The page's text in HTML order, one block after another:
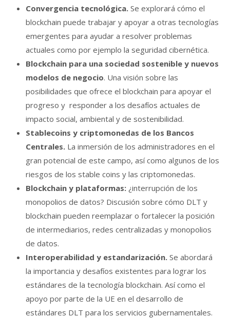
Convergencia tecnológica. Se explorará cómo el
blockchain puede trabajar y apoyar a otras tecnologías
emergentes para ayudar a resolver problemas
actuales como por ejemplo la seguridad cibernética.
Blockchain para una sociedad sostenible y nuevos
modelos de negocio. Una visión sobre las
posibilidades que ofrece el blockchain para apoyar el
progreso y responder a los desafíos actuales de
impacto social, ambiental y de sostenibilidad.
Stablecoins y criptomonedas de los Bancos
Centrales. La inmersión de los administradores en el
gran potencial de este campo, así como algunos de los
riesgos de los stable coins y las criptomonedas.
Blockchain y plataformas: ¿interrupción de los
monopolios de datos? Discusión sobre cómo DLT y
blockchain pueden reemplazar o fortalecer la posición
de intermediarios, redes centralizadas y monopolios
de datos.
Interoperabilidad y estandarización. Se abordará
la importancia y desafíos existentes para lograr los
estándares de la tecnología blockchain. Así como el
apoyo por parte de la UE en el desarrollo de
estándares DLT para los servicios gubernamentales.